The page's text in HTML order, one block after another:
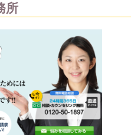
所